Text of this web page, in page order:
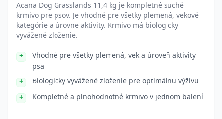
Acana Dog Grasslands 11,4 kg je kompletné suché
krmivo pre psov. Je vhodné pre všetky plemená, vekové
kategórie a úrovne aktivity. Krmivo má biologicky
vyvážené zloženie.
Vhodné pre všetky plemená, vek a úroveň aktivity
psa
Biologicky vyvážené zloženie pre optimálnu výživu
Kompletné a plnohodnotné krmivo v jednom balení